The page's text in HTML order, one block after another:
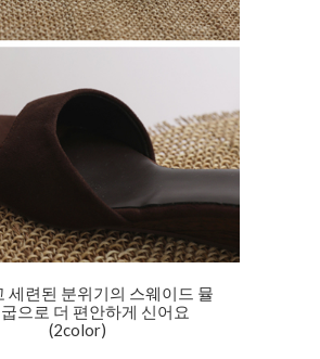
세련된 분위기의 스웨이드 뮬
으로 더 편안하게 신어요
(2color)